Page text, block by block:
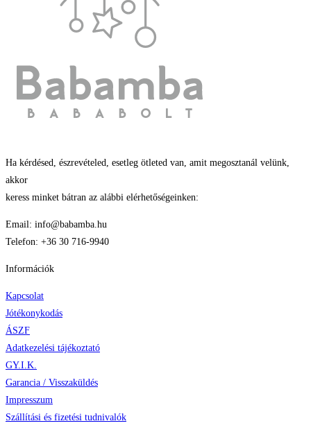
Ha kérdésed, észrevételed, esetleg ötleted van, amit megosztanál velünk,
akkor
keress minket bátran az alábbi elérhetőségeinken:
Email: info@babamba.hu
Telefon: +36 30 716-9940
Információk
Kapcsolat
Jótékonykodás
ÁSZF
Adatkezelési tájékoztató
GY.I.K.
Garancia / Visszaküldés
Impresszum
Szállítási és fizetési tudnivalók